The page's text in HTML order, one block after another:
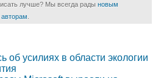
лучше? Мы всегда рады новым
авторам
об усилиях в области экологии